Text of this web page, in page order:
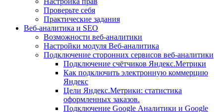
Проверьте себя
Практические задания
Веб-аналитика и SEO
Возможности веб-аналитики
Настройки модуля Веб-аналитика
Подключение сторонних сервисов веб-аналитики
Подключение счётчиков Яндекс.Метрики
Как подключить электронную коммерцию
Яндекс
Цели Яндекс.Метрики: статистика
оформленных заказов.
Подключение Google Аналитики и Google